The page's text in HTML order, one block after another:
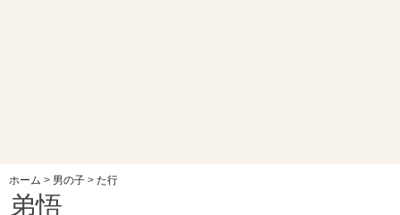
ホーム > 男の子 > た行
弟悟